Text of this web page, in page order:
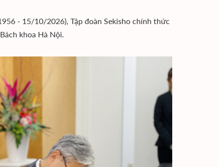
- 15/10/2026), Tập đoàn Sekisho chính thức
khoa Hà Nội.